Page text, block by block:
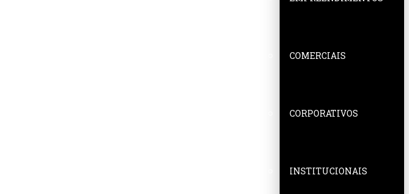
COMERCIAIS
CORPORATIVOS
INSTITUCIONAIS